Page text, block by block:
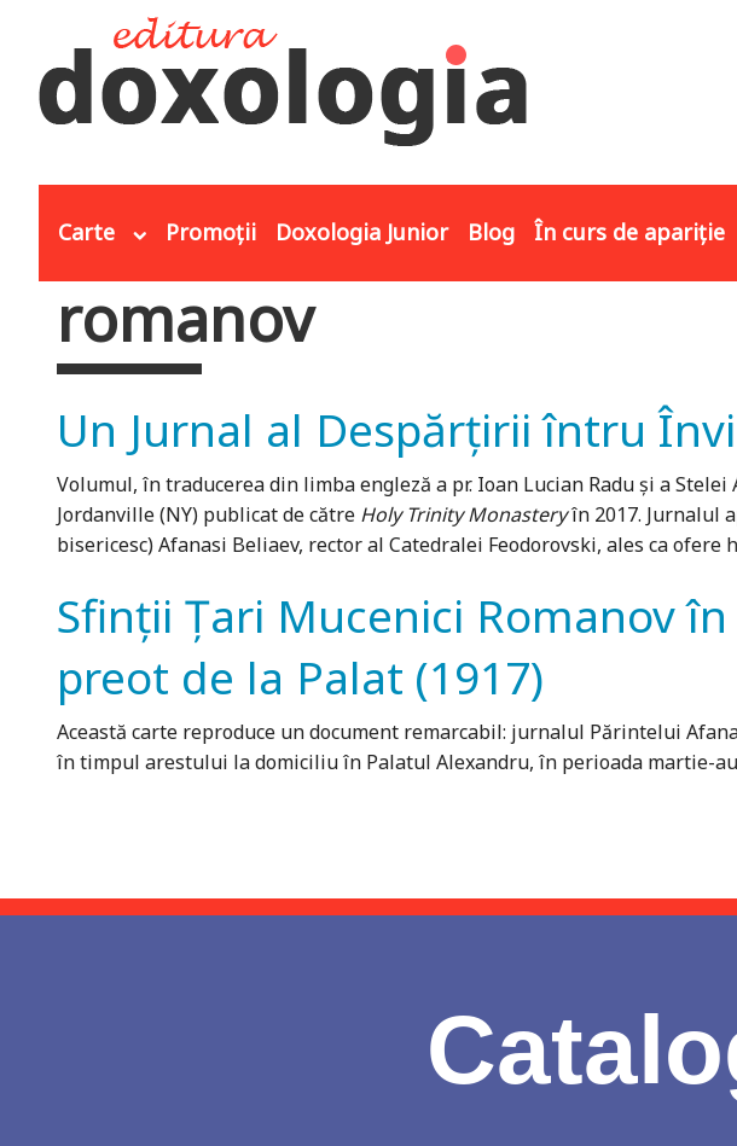
Carte Promoții Doxologia Junior Blog În curs de apariție
Eşti aici
romanov
Un Jurnal al Despărțirii întru
Volumul, în traducerea din limba engleză a pr. Ioan Lucian Radu și a
Jordanville (NY) publicat de către Holy Trinity Monasteryîn 2017. Jurnalul
bisericesc) Afanasi Beliaev, rector al Catedralei Feodorovski, ales ca
Sfinții Țari Mucenici Romanov
preot de la Palat (1917)
Această carte reproduce un document remarcabil: jurnalul Părintelui
în timpul arestului la domiciliu în Palatul Alexandru, în perioada martie-